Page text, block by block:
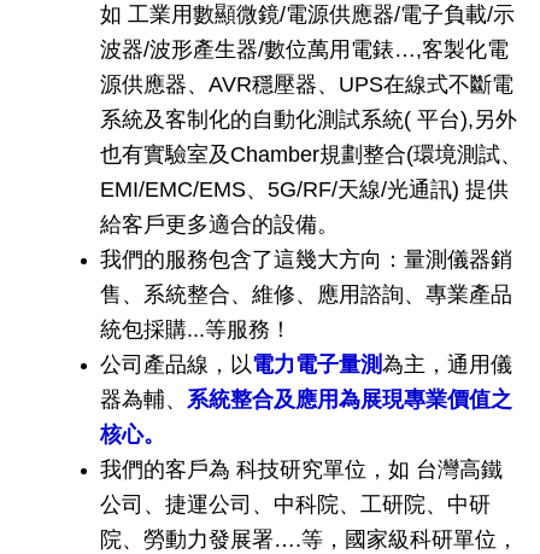
如 工業用數顯微鏡/電源供應器/電子負載/示
波器/波形產生器/數位萬用電錶…,客製化電
源供應器、AVR穩壓器、UPS在線式不斷電
系統及客制化的自動化測試系統( 平台),另外
也有實驗室及Chamber規劃整合(環境測試、
EMI/EMC/EMS、5G/RF/天線/光通訊) 提供
給客戶更多適合的設備。
我們的服務包含了這幾大方向：量測儀器銷
售、系統整合、維修、應用諮詢、專業產品
統包採購...等服務！
公司產品線，以電力電子量測為主，通用儀
器為輔、系統整合及應用為展現專業價值之
核心。
我們的客戶為 科技研究單位，如 台灣高鐵
公司、捷運公司、中科院、工研院、中研
院、勞動力發展署….等，國家級科研單位，